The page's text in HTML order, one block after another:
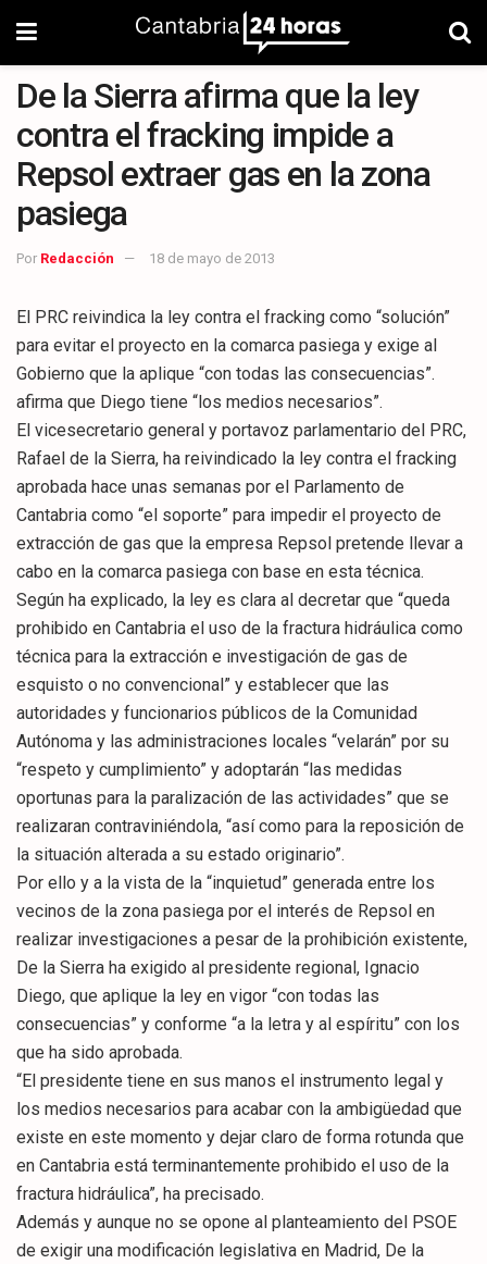
De la Sierra afirma que la ley
contra el fracking impide a
Repsol extraer gas en la zona
pasiega
Por Redacción 18 de mayo de 2013
El PRC reivindica la ley contra el fracking como “solución”
para evitar el proyecto en la comarca pasiega y exige al
Gobierno que la aplique “con todas las consecuencias”.
afirma que Diego tiene “los medios necesarios”.
El vicesecretario general y portavoz parlamentario del PRC,
Rafael de la Sierra, ha reivindicado la ley contra el fracking
aprobada hace unas semanas por el Parlamento de
Cantabria como “el soporte” para impedir el proyecto de
extracción de gas que la empresa Repsol pretende llevar a
cabo en la comarca pasiega con base en esta técnica.
Según ha explicado, la ley es clara al decretar que “queda
prohibido en Cantabria el uso de la fractura hidráulica como
técnica para la extracción e investigación de gas de
esquisto o no convencional” y establecer que las
autoridades y funcionarios públicos de la Comunidad
Autónoma y las administraciones locales “velarán” por su
“respeto y cumplimiento” y adoptarán “las medidas
oportunas para la paralización de las actividades” que se
realizaran contraviniéndola, “así como para la reposición de
la situación alterada a su estado originario”.
Por ello y a la vista de la “inquietud” generada entre los
vecinos de la zona pasiega por el interés de Repsol en
realizar investigaciones a pesar de la prohibición existente,
De la Sierra ha exigido al presidente regional, Ignacio
Diego, que aplique la ley en vigor “con todas las
consecuencias” y conforme “a la letra y al espíritu” con los
que ha sido aprobada.
“El presidente tiene en sus manos el instrumento legal y
los medios necesarios para acabar con la ambigüedad que
existe en este momento y dejar claro de forma rotunda que
en Cantabria está terminantemente prohibido el uso de la
fractura hidráulica”, ha precisado.
Además y aunque no se opone al planteamiento del PSOE
de exigir una modificación legislativa en Madrid, De la